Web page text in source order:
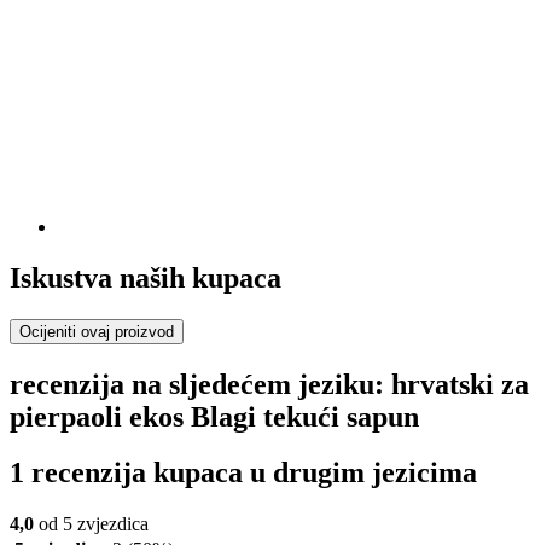
Iskustva naših kupaca
Ocijeniti ovaj proizvod
recenzija na sljedećem jeziku: hrvatski za
pierpaoli ekos Blagi tekući sapun
1 recenzija kupaca u drugim jezicima
4,0 od 5 zvjezdica